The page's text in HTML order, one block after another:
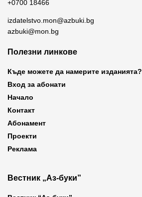
+0700 18466
izdatelstvo.mon@azbuki.bg
azbuki@mon.bg
Полезни линкове
Къде можете да намерите изданията?
Вход за абонати
Начало
Контакт
Абонамент
Проекти
Реклама
Вестник „Аз-буки”